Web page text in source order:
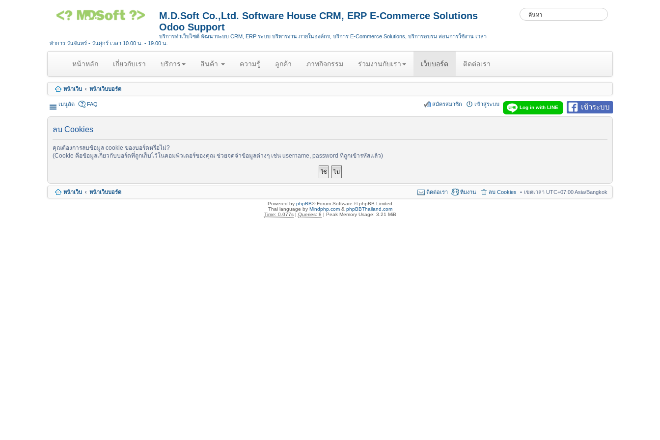
M.D.Soft Co.,Ltd. Software House CRM, ERP E-Commerce Solutions
Odoo Support
บริการทำเว็บไซต์ พัฒนาระบบ CRM, ERP ระบบ บริหารงาน ภายในองค์กร, บริการ E-Commerce Solutions, บริการอบรม สอนการใช้งาน เวลา
ทำการ วันจันทร์ - วันศุกร์ เวลา 10.00 น. - 19.00 น.
หน้าหลัก(
u
r
)
เกี่ยวกับเรา บริการ สินค้า ความรู้ ลูกค้า ภาพกิจกรรม ร่วมงานกับเรา เว็บบอร์ด ติดต่อเรา
หน้าเว็บ หน้าเว็บบอร์ด
เมนูลัด เข้าระบบ
Log in with LINE
FAQ เข้าสู่ระบบ
สมัครสมาชิก
ลบ Cookies
คุณต้องการลบข้อมูล cookie ของบอร์ดหรือไม่?
(Cookie คือข้อมูลเกี่ยวกับบอร์ดที่ถูกเก็บไว้ในคอมพิวเตอร์ของคุณ ช่วยจดจำข้อมูลต่างๆ เช่น username, password ที่ถูกเข้ารหัสแล้ว)
หน้าเว็บ หน้าเว็บบอร์ด เขตเวลา UTC+07:00 Asia/Bangkok
ลบ Cookies
ทีมงาน
ติดต่อเรา
Powered by phpBB® Forum Software © phpBB Limited
Thai language by Mindphp.com& phpBBThailand.com
Time: 0.077s| Queries: 8 | Peak Memory Usage: 3.21 MiB